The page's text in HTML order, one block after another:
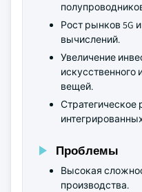
Рост рынков 5G
вычислений.
Увеличение
искусственного
вещей.
Проблемы
Высокая
производства.